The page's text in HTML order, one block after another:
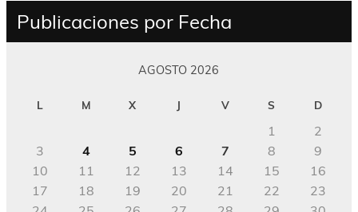
Publicaciones por Fecha
AGOSTO 2026
L M X J V S D
1
2
3
4 5 6 7 8
9
10
11 12 13 14 15
16
17
18 19 20 21 22
23